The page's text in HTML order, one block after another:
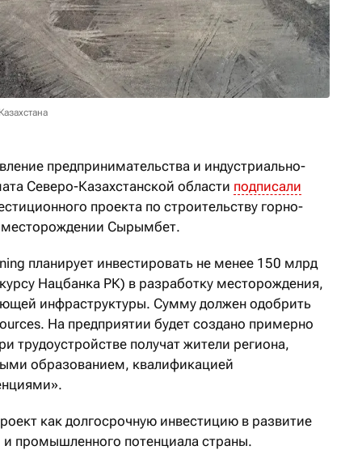
предпринимательства и индустриально-
Северо-Казахстанской области подписали
проекта по строительству горно-
месторождении Сырымбет.
планирует инвестировать не менее 150 млрд
Нацбанка РК) в разработку месторождения,
инфраструктуры. Сумму должен одобрить
На предприятии будет создано примерно
трудоустройстве получат жители региона,
образованием, квалификацией
как долгосрочную инвестицию в развитие
промышленного потенциала страны.